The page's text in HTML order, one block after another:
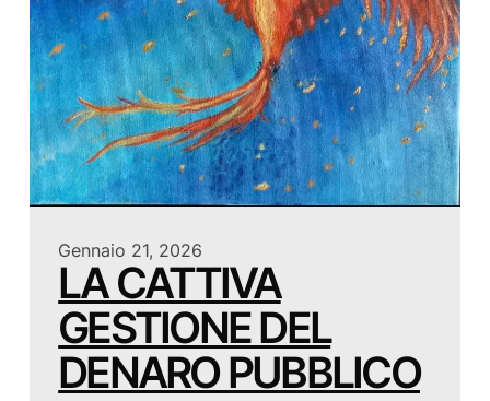
Gennaio 21, 2026
LA CATTIVA
GESTIONE DEL
DENARO PUBBLICO